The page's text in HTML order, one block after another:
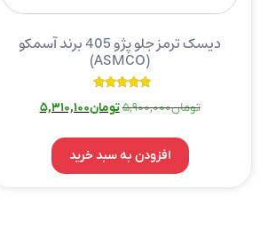
دیسک ترمز جلو پژو 405 برند آسمکو
(ASMCO)
5.00
تومان5,900,000تومان5,310,100
افزودن به سبد خرید